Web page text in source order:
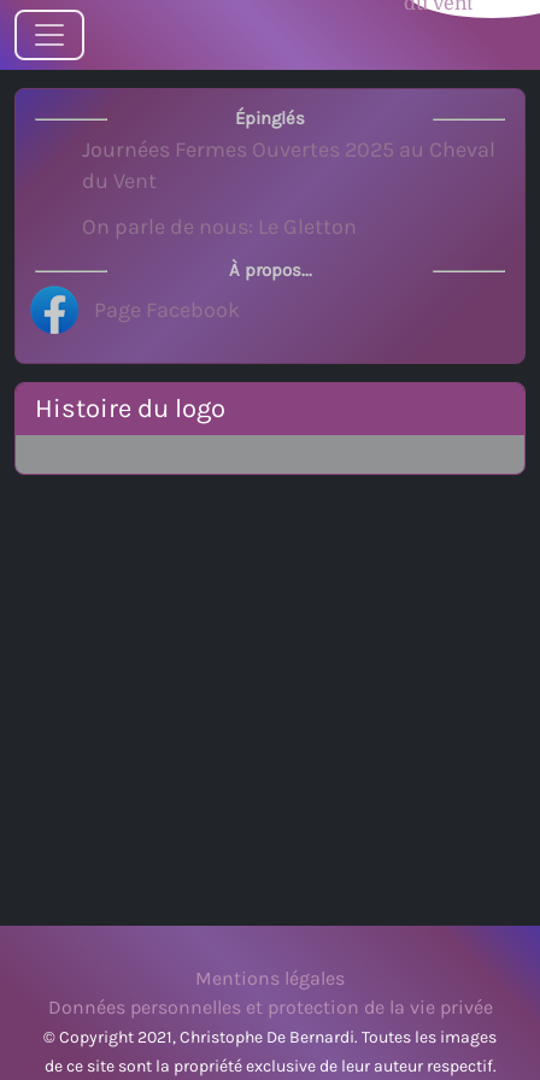
Journées Fermes Ouvertes 2025 au Cheval
du Vent
On parle de nous: Le Gletton
Page Facebook
Histoire du logo
Mentions légales
Données personnelles et protection de la vie privée
© Copyright 2021, Christophe De Bernardi. Toutes les images
de ce site sont la propriété exclusive de leur auteur respectif.